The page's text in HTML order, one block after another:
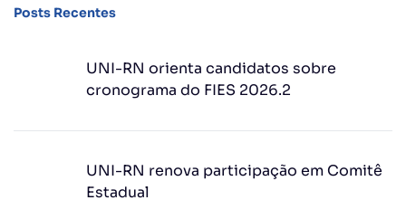
Posts Recentes
UNI-RN orienta candidatos sobre
cronograma do FIES 2026.2
UNI-RN renova participação em Comitê
Estadual